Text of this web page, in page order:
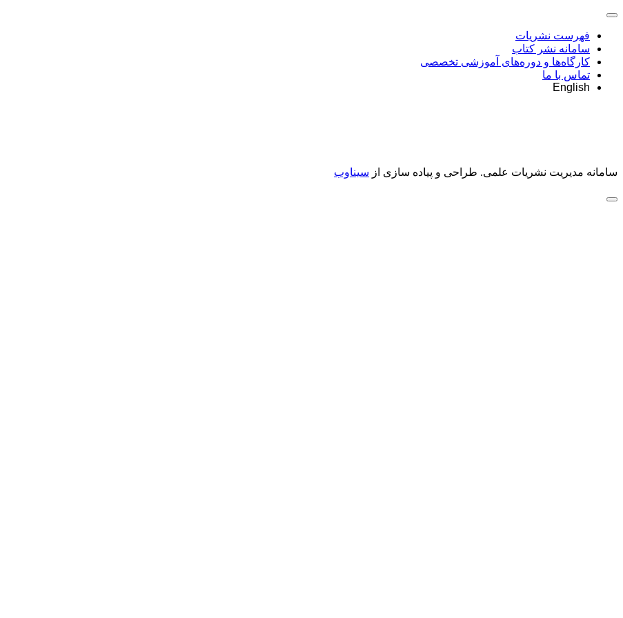
فهرست نشریات
سامانه نشر کتاب
کارگاه‌ها و دوره‌های آموزشی تخصصی
تماس با ما
English
سامانه مدیریت نشریات علمی. طراحی و پیاده سازی از سیناوب